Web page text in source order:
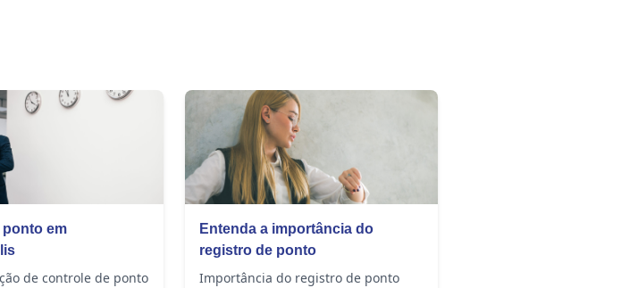
ponto em
de controle de ponto
Entenda a importância do
registro de ponto
Importância do registro de ponto